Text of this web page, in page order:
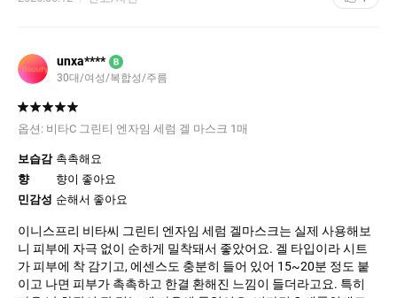
unxa**** B
30대 여성 복합성 주름
옵션: 비타C 그린티 엔자임 세럼 겔 마스크 1매
보습감 촉촉해요
향
향이 좋아요
민감성 순해서 좋아요
이니스프리 비타씨 그린티 엔자임 세럼 겔마스크는 실제 사용해보
니 피부에 자극 없이 순하게 밀착돼서 좋았어요. 겔 타입이라 시트
가 피부에 착 감기고, 에센스도 충분히 들어 있어 15~20분 정도 붙
이고 나면 피부가 촉촉하고 한결 환해진 느낌이 들더라고요. 특히